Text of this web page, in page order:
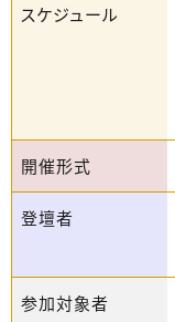
スケジュール
開催形式
登壇者
参加対象者